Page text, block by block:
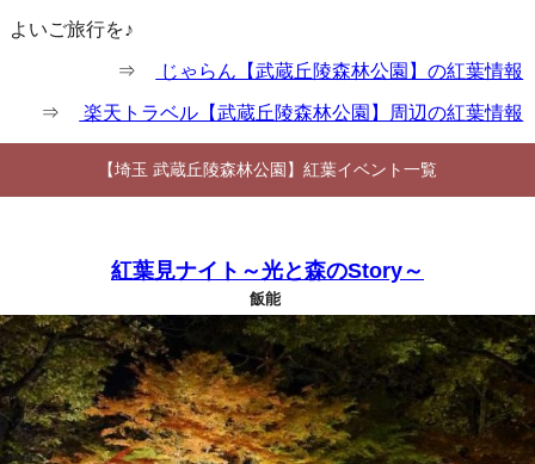
よいご旅行を♪
⇒ じゃらん【武蔵丘陵森林公園】の紅葉情報
⇒ 楽天トラベル【武蔵丘陵森林公園】周辺の紅葉情報
【埼玉 武蔵丘陵森林公園】紅葉イベント一覧
紅葉見ナイト～光と森のStory～
飯能